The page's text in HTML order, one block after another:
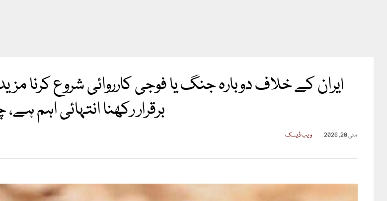
ایران کے خلاف دوبارہ جنگ یا فوجی کارروائی شروع کرنا
برقرار رکھنا انتہائی اہم
مئی 20, 2026 ویب ڈیسک